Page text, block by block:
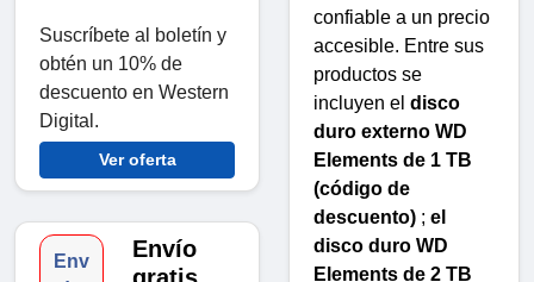
Suscríbete al boletín y
obtén un 10% de
descuento en Western
Digital.
Ver oferta
Env
Envío
confiable a un precio
accesible. Entre sus
productos se
incluyen el disco
duro externo WD
Elements de 1 TB
(código de
descuento) ; el
disco duro WD
Elements de 2 TB